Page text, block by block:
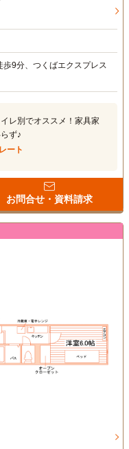
9分、つくばエクスプレス
レ別でオススメ！家具家
ず♪
ート
お問合せ・資料請求